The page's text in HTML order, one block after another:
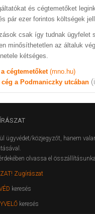
és cégtemetőket
pár ezer forintos költségek
csak így tudnak ügyfelet
minősíthetetlen az általuk
kétséges.
cégtemetőket (mno.hu)
a Podmaniczky utcában
ügyvédet/közjegyzőt, hanem
olvassa el
Zugírászat
keresés
keresés